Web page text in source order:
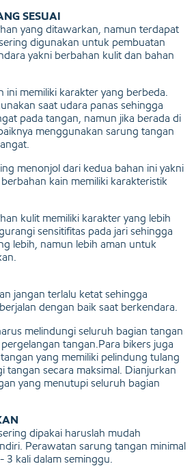
SESUAI
yang ditawarkan, namun terdapat
digunakan untuk pembuatan
yakni berbahan kulit dan bahan
ini memiliki karakter yang berbeda.
saat udara panas sehingga
pada tangan, namun jika berada di
menggunakan sarung tangan
menonjol dari kedua bahan ini yakni
kain memiliki karakteristik
kulit memiliki karakter yang lebih
sensitifitas pada jari sehingga
lebih, namun lebih aman untuk
jangan terlalu ketat sehingga
dengan baik saat berkendara.
melindungi seluruh bagian tangan
tangan.Para bikers juga
yang memiliki pelindung tulang
tangan secara maksimal. Dianjurkan
yang menutupi seluruh bagian
dipakai haruslah mudah
Perawatan sarung tangan minimal
3 kali dalam seminggu.